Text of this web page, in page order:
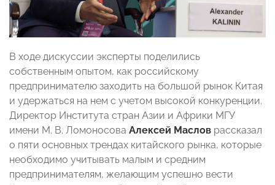
В ходе дискуссии эксперты поделились
собственным опытом, как российскому
предпринимателю заходить на большой рынок Китая
и удержаться на нем с учетом высокой конкуренции.
Директор Института стран Азии и Африки МГУ
имени М. В. Ломоносова Алексей Маслов рассказал
о пяти основных трендах китайского рынка, которые
необходимо учитывать малым и средним
предпринимателям, желающим успешно вести